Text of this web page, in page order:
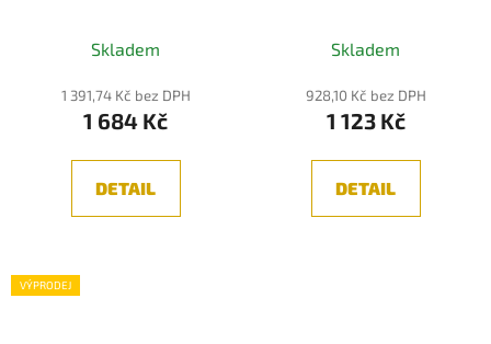
Skladem
1 391,74 Kč bez DPH
1 684 Kč
DETAIL
Skladem
928,10 Kč bez DPH
1 123 Kč
DETAIL
VÝPRODEJ